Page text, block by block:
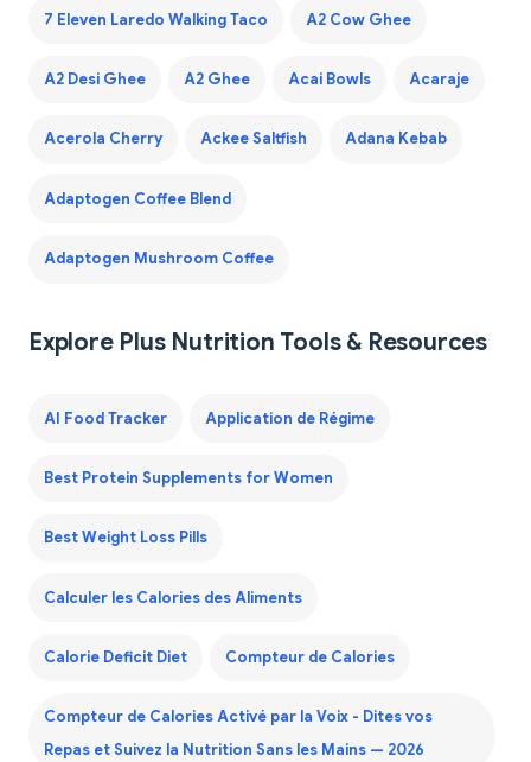
7 Eleven Laredo Walking Taco A2 Cow Ghee
A2 Desi Ghee A2 Ghee Acai Bowls Acaraje
Acerola Cherry Ackee Saltfish Adana Kebab
Adaptogen Coffee Blend
Adaptogen Mushroom Coffee
Explore Plus Nutrition Tools & Resources
AI Food Tracker Application de Régime
Best Protein Supplements for Women
Best Weight Loss Pills
Calculer les Calories des Aliments
Calorie Deficit Diet Compteur de Calories
Compteur de Calories Activé par la Voix - Dites vos
Repas et Suivez la Nutrition Sans les Mains — 2026